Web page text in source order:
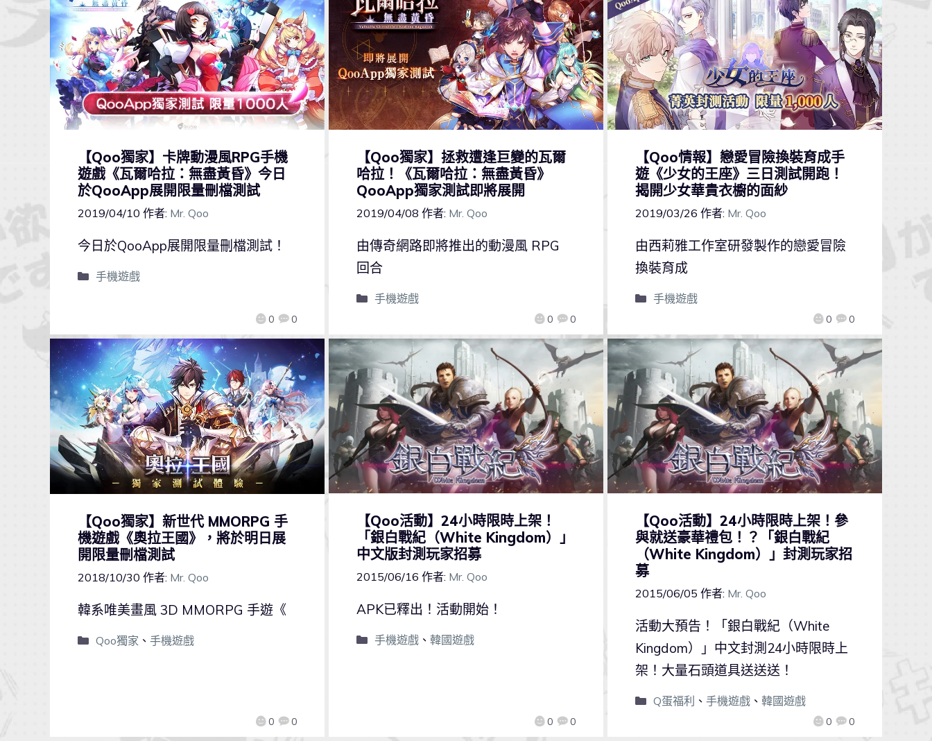
【Qoo獨家】卡牌動漫風RPG手機
遊戲《瓦爾哈拉：無盡黃昏》今日
於QooApp展開限量刪檔測試
2019/04/10 作者: Mr. Qoo
0 0
今日於QooApp展開限量刪檔測試！
手機遊戲
【Qoo獨家】拯救遭逢巨變的瓦爾
哈拉！《瓦爾哈拉：無盡黃昏》
QooApp獨家測試即將展開
2019/04/08 作者: Mr. Qoo
0 0
由傳奇網路即將推出的動漫風 RPG
回合
手機遊戲
【Qoo情報】戀愛冒險換裝育成手
遊《少女的王座》三日測試開跑！
揭開少女華貴衣櫥的面紗
2019/03/26 作者: Mr. Qoo
0 0
由西莉雅工作室研發製作的戀愛冒險
換裝育成
手機遊戲
【Qoo獨家】新世代 MMORPG 手
機遊戲《奧拉王國》，將於明日展
開限量刪檔測試
2018/10/30 作者: Mr. Qoo
0 0
韓系唯美畫風 3D MMORPG 手遊《
Qoo獨家 、 手機遊戲
【Qoo活動】24小時限時上架！
「銀白戰紀（White Kingdom）」
中文版封測玩家招募
2015/06/16 作者: Mr. Qoo
0 0
APK已釋出！活動開始！
手機遊戲、 韓國遊戲
【Qoo活動】24小時限時上架！參
與就送豪華禮包！？「銀白戰紀
（White Kingdom）」封測玩家招
募
2015/06/05 作者: Mr. Qoo
0 0
活動大預告！「銀白戰紀（White
Kingdom）」中文封測24小時限時上
架！大量石頭道具送送送！
Q蛋福利 、 手機遊戲、 韓國遊戲